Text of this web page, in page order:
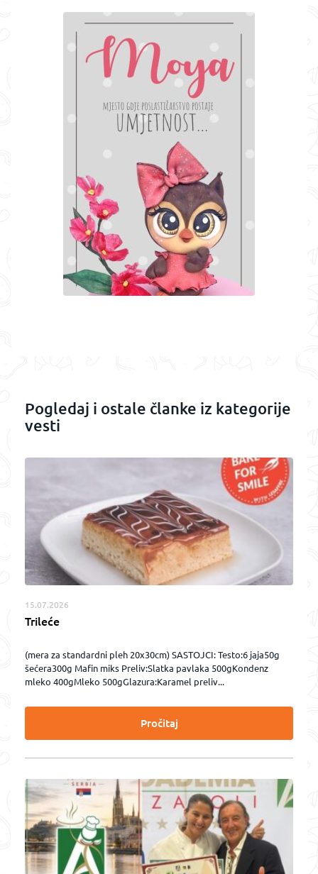
Pogledaj i ostale članke iz kategorije
vesti
15.07.2026
Trileće
(mera za standardni pleh 20x30cm) SASTOJCI: Testo:6 jaja50g
šećera300g Mafin miks Preliv:Slatka pavlaka 500gKondenz
mleko 400gMleko 500gGlazura:Karamel preliv...
Pročitaj